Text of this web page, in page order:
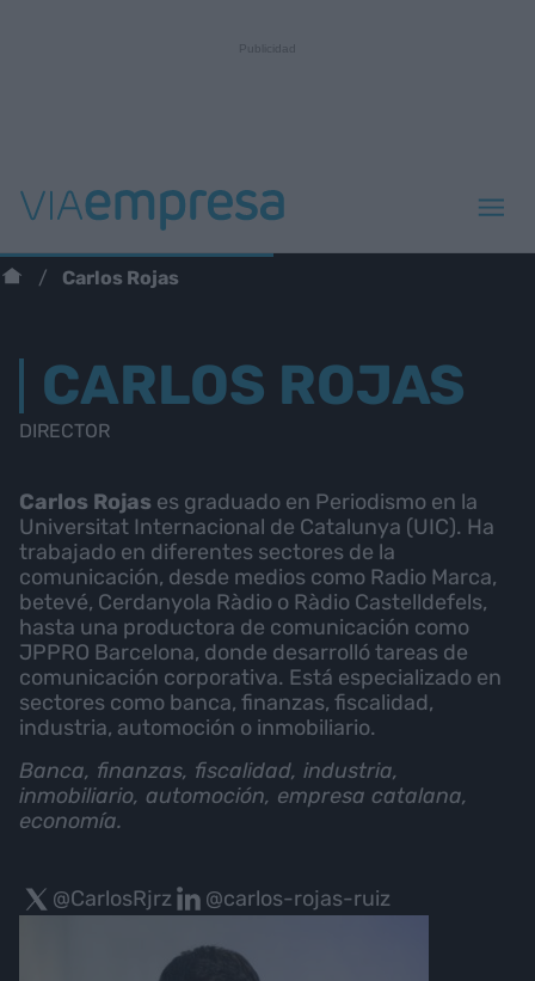
Carlos Rojas
CARLOS ROJAS
DIRECTOR
Carlos Rojas es graduado en Periodismo en la
Universitat Internacional de Catalunya (UIC). Ha
trabajado en diferentes sectores de la
comunicación, desde medios como Radio Marca,
betevé, Cerdanyola Ràdio o Ràdio Castelldefels,
hasta una productora de comunicación como
JPPRO Barcelona, donde desarrolló tareas de
comunicación corporativa. Está especializado en
sectores como banca, finanzas, fiscalidad,
industria, automoción o inmobiliario.
Banca, finanzas, fiscalidad, industria,
inmobiliario, automoción, empresa catalana,
economía.
@CarlosRjrz @carlos-rojas-ruiz